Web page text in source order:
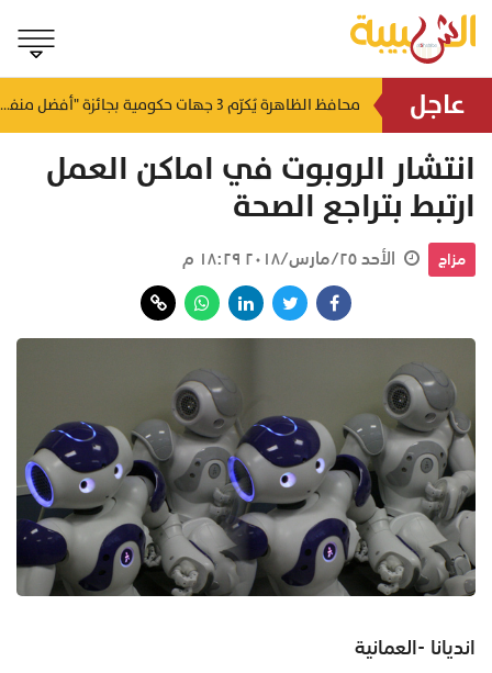
عاجل
منذ ٢١ ساعة منذ ٢١ ساعة محافظ الظاهرة يُكرّم 3 جهات حكومية بجائزة "أفضل منفذ تقديم خدمة" لعام 2025
انتشار الروبوت في اماكن العمل
ارتبط بتراجع الصحة
مزاج الأحد ٢٥/مارس/٢٠١٨ ١٨:٢٩ م
انديانا -العمانية